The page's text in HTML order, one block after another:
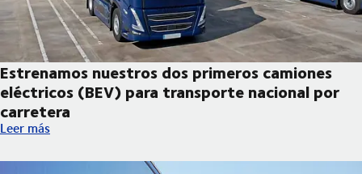
Estrenamos nuestros dos primeros camiones
eléctricos (BEV) para transporte nacional por
carretera
Estrenamos nuestros dos primeros camiones eléctricos (BEV)
Leer más